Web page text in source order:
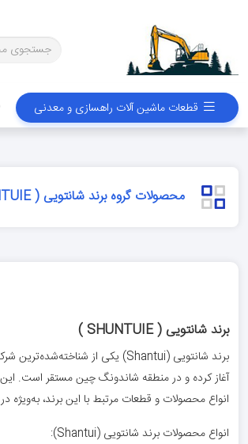
قطعات ماشین آلات راهسازی و معدنی
محصولات گروه برند شانتویی ( SHUNTUIE )
برند شانتویی ( SHUNTUIE )
آغاز کرده و در منطقه شاندونگ چین مستقر است.
انواع محصولات و قطعات مرتبط با این برند،
انواع محصولات برند شانتویی (Shantui):